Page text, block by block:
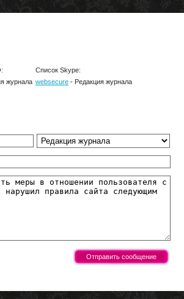
Список Skype:
журнала websecure - Редакция журнала